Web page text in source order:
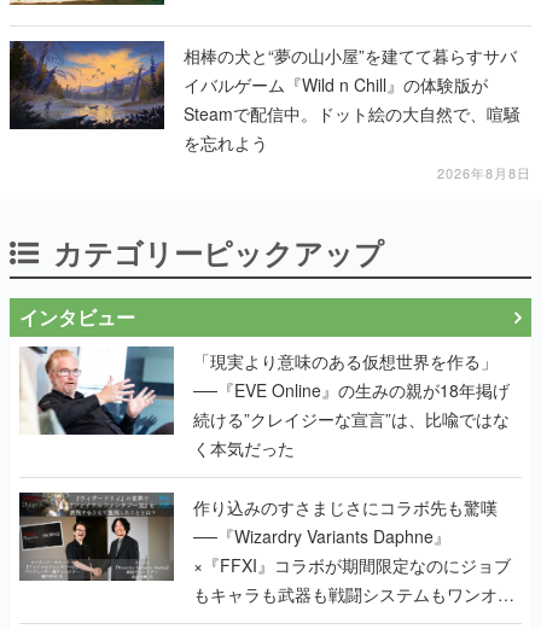
相棒の犬と“夢の山小屋”を建てて暮らすサバ
イバルゲーム『Wild n Chill』の体験版が
Steamで配信中。ドット絵の大自然で、喧騒
を忘れよう
2026年8月8日
カテゴリーピックアップ
インタビュー
「現実より意味のある仮想世界を作る」
──『EVE Online』の生みの親が18年掲げ
続ける”クレイジーな宣言”は、比喩ではな
く本気だった
作り込みのすさまじさにコラボ先も驚嘆
──『Wizardry Variants Daphne』
×『FFXI』コラボが期間限定なのにジョブ
もキャラも武器も戦闘システムもワンオフ
で作り込まれた理由を両ディレクターに聞